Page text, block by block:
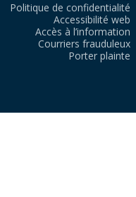
Politique de confidentialité
Accessibilité web
Accès à l’information
Courriers frauduleux
Porter plainte